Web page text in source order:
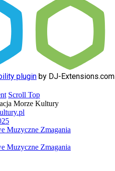
plugin by DJ-Extensions.com
Scroll Top
Morze Kultury